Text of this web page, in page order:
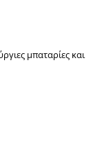
μπαταρίες και